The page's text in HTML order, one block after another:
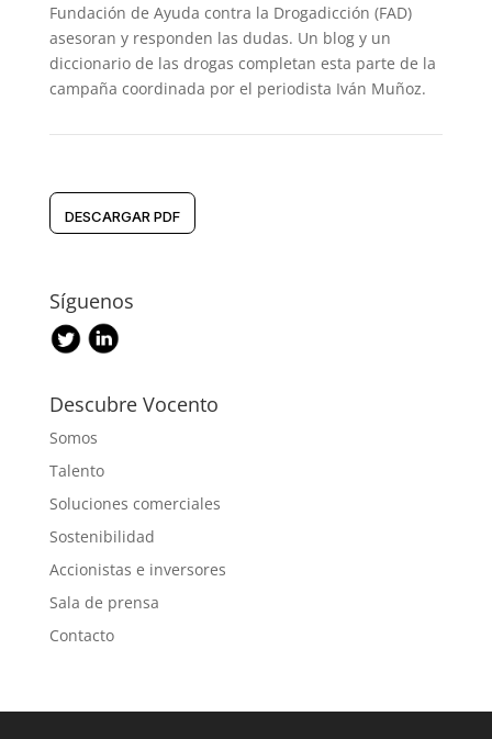
Fundación de Ayuda contra la Drogadicción (FAD)
asesoran y responden las dudas. Un blog y un
diccionario de las drogas completan esta parte de la
campaña coordinada por el periodista Iván Muñoz.
DESCARGAR PDF
Síguenos
Descubre Vocento
Somos
Talento
Soluciones comerciales
Sostenibilidad
Accionistas e inversores
Sala de prensa
Contacto